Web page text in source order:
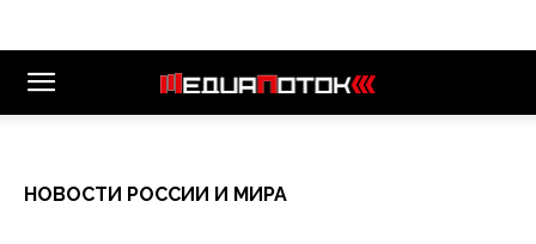
НОВОСТИ РОССИИ И МИРА